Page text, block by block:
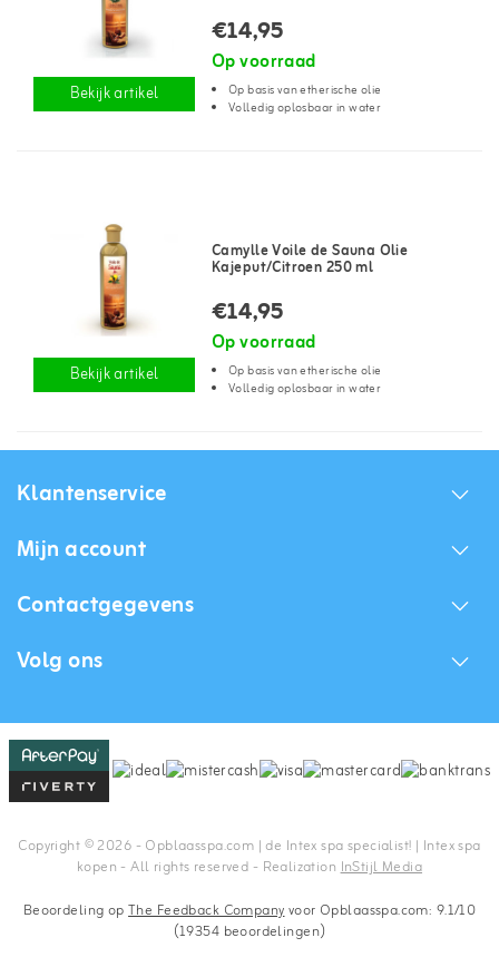
Bekijk artikel
€14,95
Op voorraad
Op basis van etherische olie
Volledig oplosbaar in water
Bekijk artikel
Camylle Voile de Sauna Olie
Kajeput/Citroen 250 ml
€14,95
Op voorraad
Op basis van etherische olie
Volledig oplosbaar in water
Klantenservice
Mijn account
Contactgegevens
Volg ons
Copyright © 2026 - Opblaasspa.com | de Intex spa specialist! | Intex spa
kopen - All rights reserved - RealizationInStijl Media
Beoordeling opThe Feedback Companyvoor Opblaasspa.com: 9.1/10
(19354 beoordelingen)